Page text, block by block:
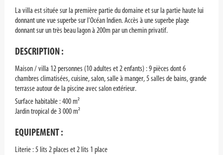
La villa est située sur la première partie du domaine et sur la partie haute lui
donnant une vue superbe sur l'Océan Indien. Accès à une superbe plage
donnant sur un très beau lagon à 200m par un chemin privatif.
DESCRIPTION :
Maison / villa 12 personnes (10 adultes et 2 enfants) : 9 pièces dont 6
chambres climatisées, cuisine, salon, salle à manger, 5 salles de bains, grande
terrasse autour de la piscine avec salon extérieur.
Surface habitable : 400 m²
Jardin tropical de 3 000 m²
EQUIPEMENT :
Literie : 5 lits 2 places et 2 lits 1 place